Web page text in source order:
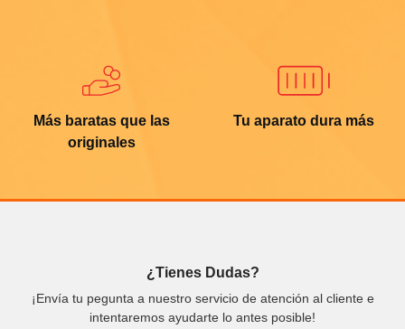
Más baratas que las
originales
Tu aparato dura más
¿Tienes Dudas?
¡Envía tu pegunta a nuestro servicio de atención al cliente e
intentaremos ayudarte lo antes posible!